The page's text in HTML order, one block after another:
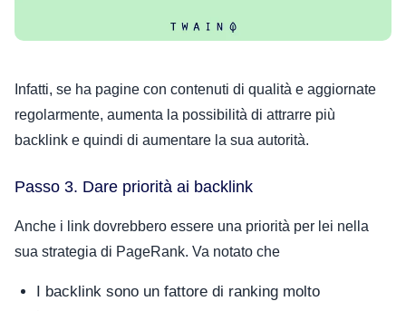
Infatti, se ha pagine con contenuti di qualità e aggiornate
regolarmente, aumenta la possibilità di attrarre più
backlink e quindi di aumentare la sua autorità.
Passo 3. Dare priorità ai backlink
Anche i link dovrebbero essere una priorità per lei nella
sua strategia di PageRank. Va notato che
I backlink sono un fattore di ranking molto